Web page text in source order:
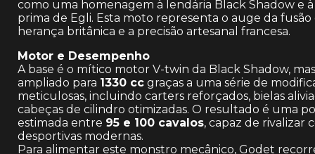
como uma homenagem à lendária Black Shadow e
prima de Egli. Esta moto representa o auge da
herança britânica e a precisão artesanal francesa.
Motor e Desempenho
A base é o mítico motor V-twin da Black Shadow,
ampliado para 1330 cc graças a uma série de
meticulosas, incluindo carters reforçados, bielas
cabeças de cilindro otimizadas. O resultado é uma
estimada entre 95 e 100 cavalos, capaz de rivalizar
desportivas modernas.
Para alimentar este monstro mecânico, Godet